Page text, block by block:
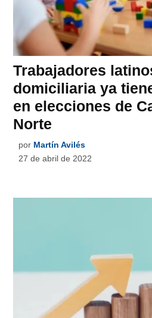
Trabajadores
domiciliaria ya
en elecciones de
Norte
por Martín Avilés
27 de abril de 2022